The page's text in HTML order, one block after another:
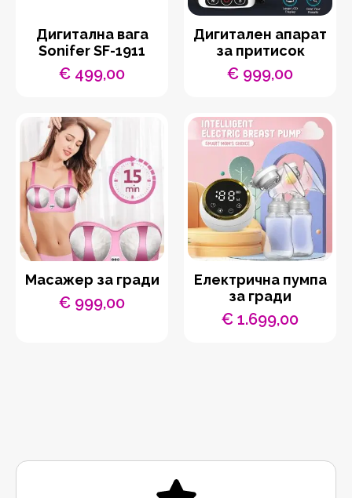
Дигитална вага
Sonifer SF-1911
€ 499,00
Дигитален апарат
за притисок
€ 999,00
Масажер за гради
€ 999,00
Електрична пумпа
за гради
€ 1.699,00